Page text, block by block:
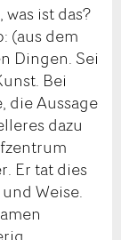
ist das?
(aus dem
Dingen. Sei
Bei
die Aussage
dazu
Er tat dies
Weise.